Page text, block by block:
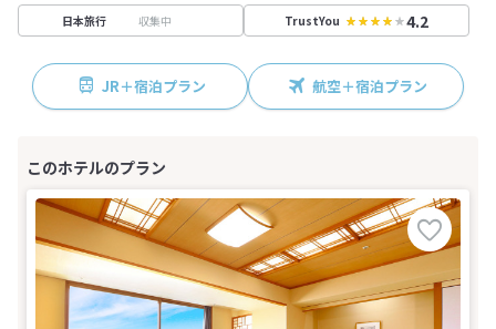
日本旅行 収集中 TrustYou 4.2
JR＋宿泊プラン 航空＋宿泊プラン